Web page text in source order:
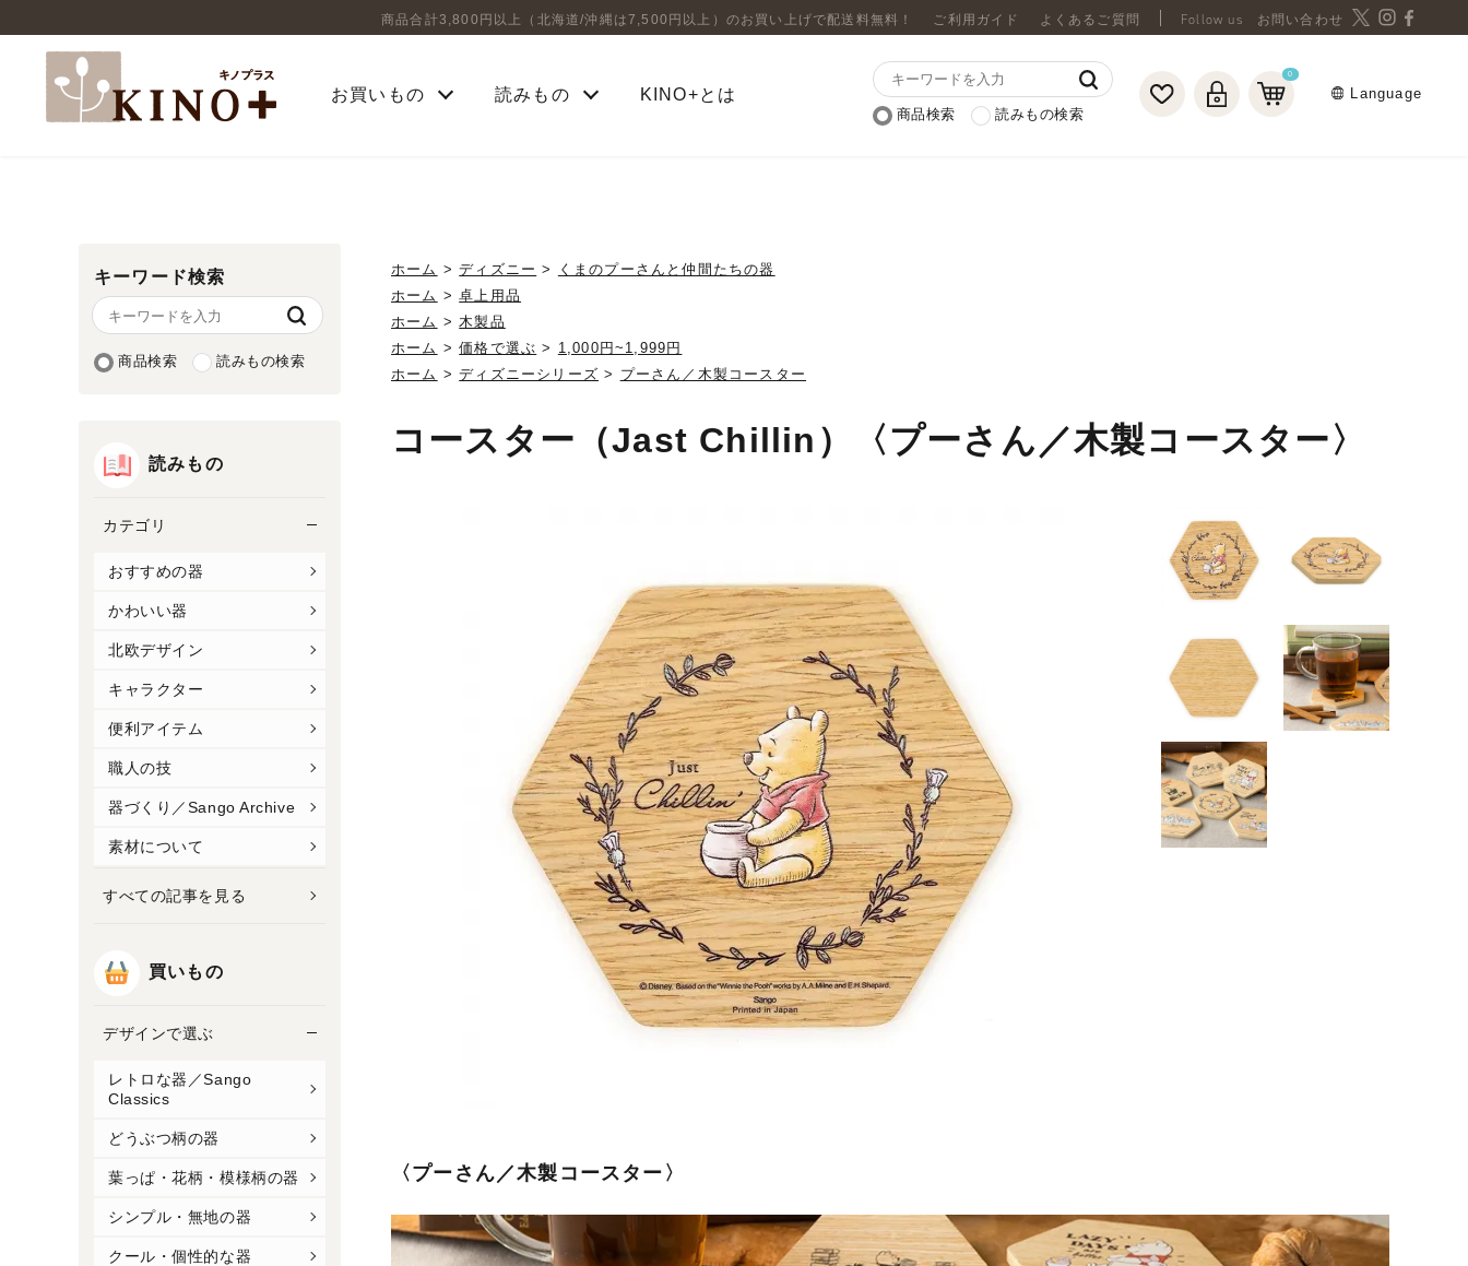
商品合計3,800円以上（北海道/沖縄は7,500円以上）のお買い上げで配送料無料！ ご利用ガイド よくあるご質問 お問い合わせ
お買いもの 読みもの KINO+とは
商品検索 読みもの検索
0
Language
キーワード検索
商品検索 読みもの検索
読みもの
カテゴリ
おすすめの器
かわいい器
北欧デザイン
キャラクター
便利アイテム
職人の技
器づくり／Sango Archive
素材について
すべての記事を見る
買いもの
デザインで選ぶ
レトロな器／Sango
Classics
どうぶつ柄の器
葉っぱ・花柄・模様柄の器
シンプル・無地の器
クール・個性的な器
ホーム >ディズニー >
くまのプーさんと仲間たちの器
ホーム >卓上用品
ホーム >木製品
ホーム >価格で選ぶ > 1,000円~1,999円
ホーム >ディズニーシリーズ > プーさん／木製コースター
コースター（Jast Chillin）〈プーさん／木製コースター〉
〈プーさん／木製コースター〉